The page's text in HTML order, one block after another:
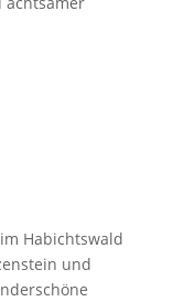
Habichtswald
und